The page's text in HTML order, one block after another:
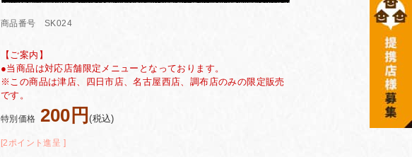
商品番号 SK024
【ご案内】
●当商品は対応店舗限定メニューとなっております。
※この商品は津店、四日市店、名古屋西店、調布店のみの限定販売
です。
特別価格 200円(税込)
[2ポイント進呈 ]